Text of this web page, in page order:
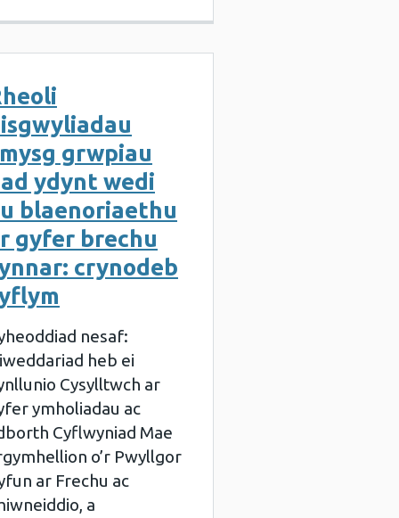
grwpiau
ydynt wedi
blaenoriaethu
gyfer brechu
crynodeb
nesaf:
heb ei
Cysylltwch ar
ymholiadau ac
Cyflwyniad Mae
o’r Pwyllgor
ar Frechu ac
a